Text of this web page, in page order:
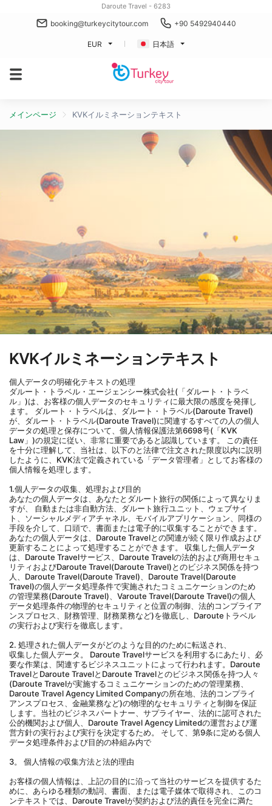
Daroute Travel - 6283
booking@turkeycitytour.com +90 5492940440
EUR 日本語
メインページ KVKイルミネーションテキスト
KVKイルミネーションテキスト
個人データの明確化テキストの処理
ダルート・トラベル・エージェンシー株式会社(「ダルート・トラベ
ル」)は、お客様の個人データのセキュリティに最大限の感度を発揮し
ます。 ダルート・トラベルは、ダルート・トラベル(Daroute Travel)
が、ダルート・トラベル(Daroute Travel)に関連するすべての人の個人
データの処理と保存について、個人情報保護法第6698号(「KVK
Law」)の規定に従い、非常に重要であると認識しています。 この責任
を十分に理解して、当社は、以下のと法律で注文された限度以内に説明
したように、KVK法で定義されている「データ管理者」としてお客様の
個人情報を処理します。
1.個人データの収集、処理および目的
あなたの個人データは、あなたとダルート旅行の関係によって異なりま
すが、 自動または非自動方法、ダルート旅行ユニット、ウェブサイ
ト、ソーシャルメディアチャネル、モバイルアプリケーション、同様の
手段を介して、口頭で、書面または電子的に収集することができます。
あなたの個人データは、Daroute Travelとの関連が続く限り作成および
更新することによって処理することができます。 収集した個人データ
は、Daroute Travelサービス、Daroute Travelの法的および商用セキュ
リティおよびDaroute Travel(Daroute Travel)とのビジネス関係を持つ
人、Daroute Travel(Daroute Travel)、Daroute Travel(Daroute
Travel)の個人データ処理条件で実施されたコミュニケーションのため
の管理業務(Daroute Travel)、Varoute Travel(Daroute Travel)の個人
データ処理条件の物理的セキュリティと位置の制御、法的コンプライア
ンスプロセス、財務管理、財務業務など)を徹底し、Darouteトラベル
の実行および実行を徹底します。
2. 処理された個人データがどのような目的のために転送され、
収集した個人データ。 Daroute Travelサービスを利用するにあたり、必
要な作業は、関連するビジネスユニットによって行われます。Daroute
TravelとDaroute TravelとDaroute Travelとのビジネス関係を持つ人々
(Daroute Travelが実施するコミュニケーションのための管理業務、
Daroute Travel Agency Limited Companyの所在地、法的コンプライ
アンスプロセス、金融業務など)の物理的なセキュリティと制御を保証
します。当社のビジネスパートナー、サプライヤー、法的に認可された
公的機関および個人、Daroute Travel Agency Limitedの運営および運
営方針の実行および実行を決定するため。 そして、第9条に定める個人
データ処理条件および目的の枠組み内で
3。 個人情報の収集方法と法的理由
お客様の個人情報は、上記の目的に沿って当社のサービスを提供するた
めに、あらゆる種類の動詞、書面、または電子媒体で取得され、このコ
ンテキストでは、Daroute Travelが契約および法的責任を完全に満た